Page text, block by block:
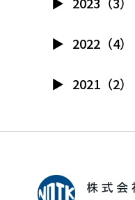
2022（4）
2021（2）